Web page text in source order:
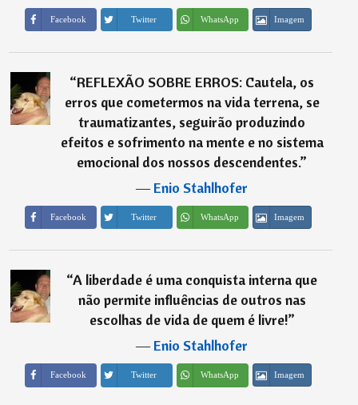
Facebook Twitter WhatsApp Imagem
“REFLEXÃO SOBRE ERROS: Cautela, os
erros que cometermos na vida terrena, se
traumatizantes, seguirão produzindo
efeitos e sofrimento na mente e no sistema
emocional dos nossos descendentes.”
―Enio Stahlhofer
Facebook Twitter WhatsApp Imagem
“A liberdade é uma conquista interna que
não permite influências de outros nas
escolhas de vida de quem é livre!”
―Enio Stahlhofer
Facebook Twitter WhatsApp Imagem